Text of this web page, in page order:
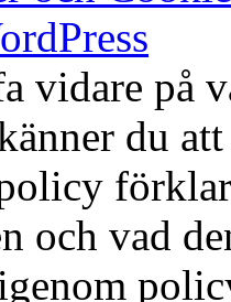
vidare på
du
och vad